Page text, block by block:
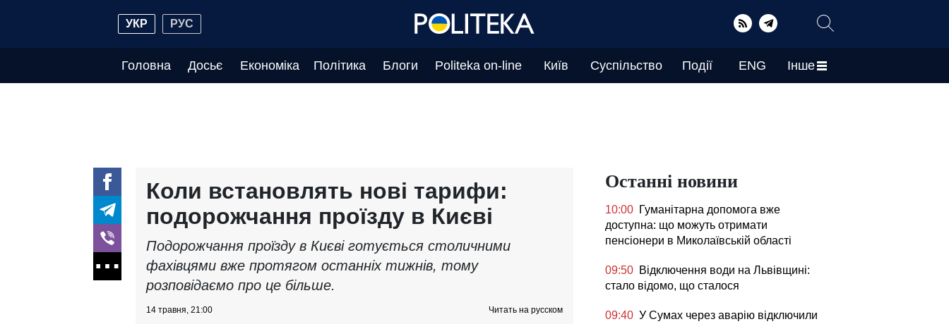
УКР РУС
Головна Досьє Економіка Політика Блоги Politeka on-line Київ Суспільство Події ENG Інше
Коли встановлять нові тарифи:
подорожчання проїзду в Києві
Подорожчання проїзду в Києві готується столичними
фахівцями вже протягом останніх тижнів, тому
розповідаємо про це більше.
14 травня, 21:00 Читать на русском
Останні новини
10:00 Гуманітарна допомога вже
доступна: що можуть отримати
пенсіонери в Миколаївській області
09:50 Відключення води на Львівщині:
стало відомо, що сталося
09:40 У Сумах через аварію відключили